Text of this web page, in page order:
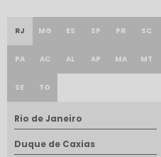
RJ MG ES SP PR SC
PA AC AL AP MA MT
SE TO
Rio de Janeiro
Duque de Caxias